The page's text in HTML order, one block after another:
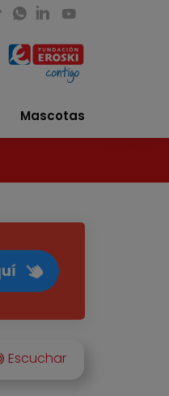
Mascotas